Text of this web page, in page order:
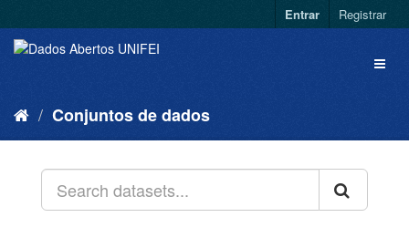
Entrar Registrar
Conjuntos de dados